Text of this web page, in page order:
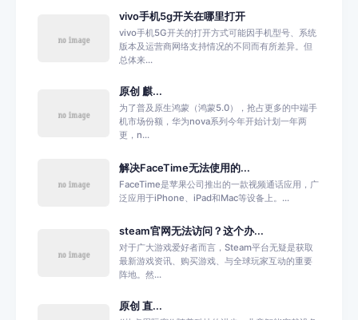
vivo手机5g开关在哪里打开
vivo手机5G开关的打开方式可能因手机型号、系统
版本及运营商网络支持情况的不同而有所差异。但
总体来...
原创 麒...
为了普及原生鸿蒙（鸿蒙5.0），抢占更多的中端手
机市场份额，华为nova系列今年开始计划一年两
更，n...
解决FaceTime无法使用的...
FaceTime是苹果公司推出的一款视频通话应用，广
泛应用于iPhone、iPad和Mac等设备上。...
steam官网无法访问？这个办...
对于广大游戏爱好者而言，Steam平台无疑是获取
最新游戏资讯、购买游戏、与全球玩家互动的重要
阵地。然...
原创 直...